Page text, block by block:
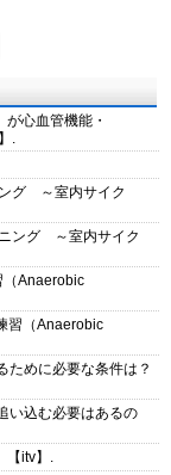
心血管機能・
.
グ ～室内サイク
ング ～室内サイク
Anaerobic
習（Anaerobic
ために必要な条件は？
い込む必要はあるの
【itv】.